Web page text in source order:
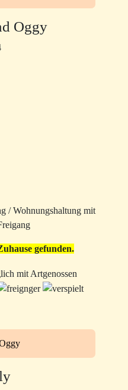
Oggy
/ Wohnungshaltung mit
gefunden.